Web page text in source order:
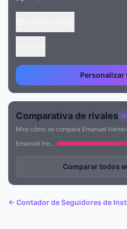
Personalizar
Comparativa de rivales
Mira cómo se compara Emanuel
Emanuel Herrera Batista
Comparar todos
← Contador de Seguidores de